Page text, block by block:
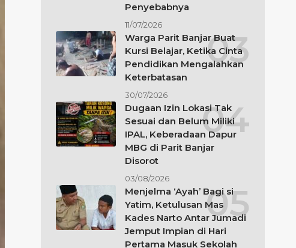
Penyebabnya
11/07/2026
Warga Parit Banjar Buat
Kursi Belajar, Ketika Cinta
Pendidikan Mengalahkan
Keterbatasan
30/07/2026
Dugaan Izin Lokasi Tak
Sesuai dan Belum Miliki
IPAL, Keberadaan Dapur
MBG di Parit Banjar
Disorot
03/08/2026
Menjelma ‘Ayah’ Bagi si
Yatim, Ketulusan Mas
Kades Narto Antar Jumadi
Jemput Impian di Hari
Pertama Masuk Sekolah